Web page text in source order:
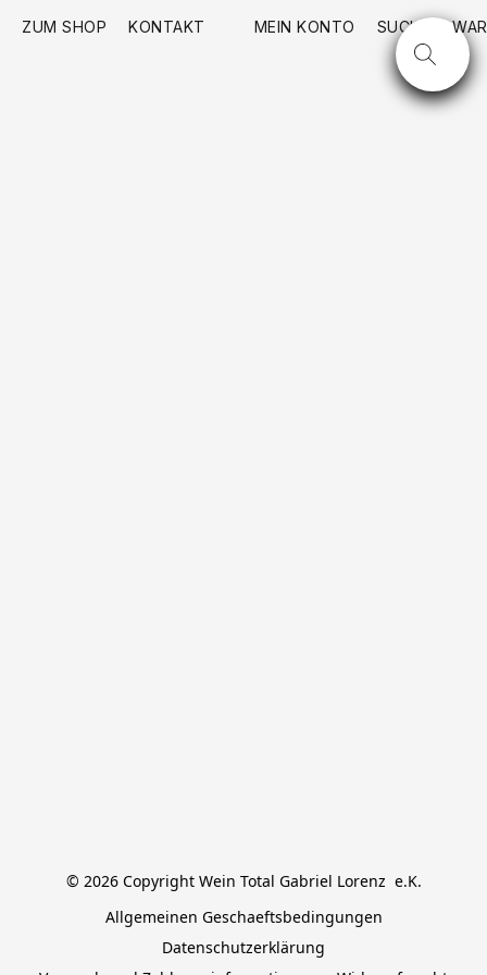
ZUM SHOP KONTAKT MEIN KONTO SUCHE
© 2026 Copyright Wein Total Gabriel Lorenz  e.K.
Allgemeinen Geschaeftsbedingungen
Datenschutzerklärung